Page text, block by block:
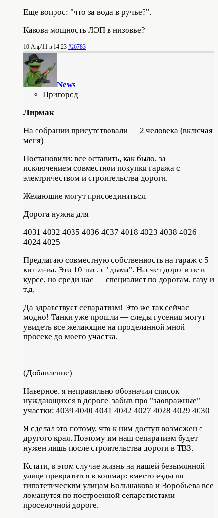
Еще вопрос: "что за вода в ручье?".
Какова мощность ЛЭП в низовье?
10 Апр'11 в 14:23 #26783
News
Пригород
Лирмак
На собрании присутствовали — 2 человека (включая
меня)
Постановили: все оставить, как было, за
исключением совместной покупки гаража с
электричеством и строительства дороги.
Желающие могут присоединяться.
Дорога нужна для
4031 4032 4035 4036 4037 4018 4023 4038 4026
4024 4025
Предлагаю совместную собственность на гараж с 5
квт эл-ва. Это 10 тыс. с "дыма". Насчет дороги не в
курсе, но среди нас — специалист по дорогам, газу и
т.д.
Да здравствует сепаратизм! Это же так сейчас
модно! Танки уже прошли — следы гусениц могут
увидеть все желающие на проделанной мной
просеке до моего участка.
(Добавление)
Наверное, я неправильно обозначил список
нуждающихся в дороге, забыв про "заовражные"
участки: 4039 4040 4041 4042 4027 4028 4029 4030
Я сделал это потому, что к ним доступ возможен с
другого края. Поэтому им наш сепаратизм будет
нужен лишь после строительства дороги в ТВЗ.
Кстати, в этом случае жизнь на нашей безымянной
улице превратится в кошмар: вместо езды по
гипотетическим улицам Большакова и Воробьева все
ломанутся по построенной сепаратистами
проселочной дороге.